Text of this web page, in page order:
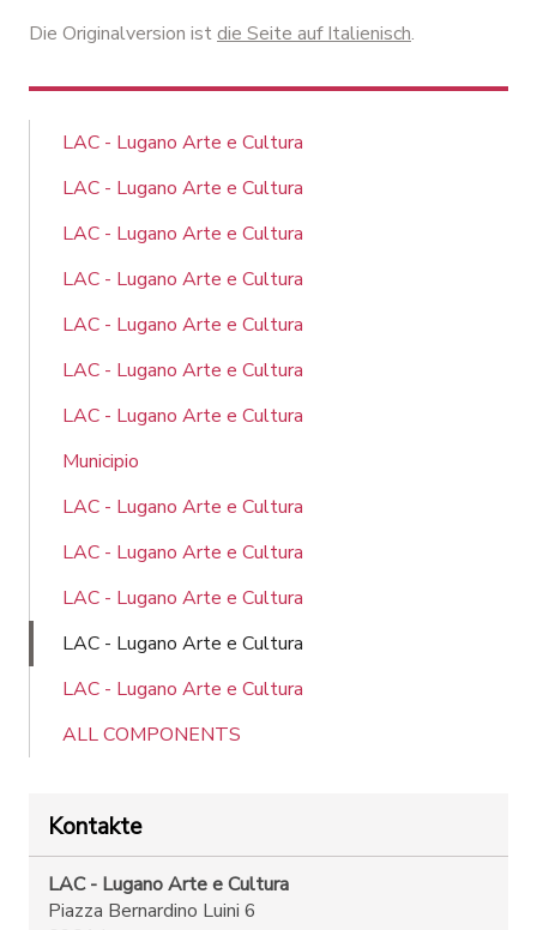
Die Originalversion istdie Seite auf Italienisch.
LAC - Lugano Arte e Cultura
LAC - Lugano Arte e Cultura
LAC - Lugano Arte e Cultura
LAC - Lugano Arte e Cultura
LAC - Lugano Arte e Cultura
LAC - Lugano Arte e Cultura
LAC - Lugano Arte e Cultura
Municipio
LAC - Lugano Arte e Cultura
LAC - Lugano Arte e Cultura
LAC - Lugano Arte e Cultura
LAC - Lugano Arte e Cultura
LAC - Lugano Arte e Cultura
ALL COMPONENTS
Kontakte
LAC - Lugano Arte e Cultura
Piazza Bernardino Luini 6